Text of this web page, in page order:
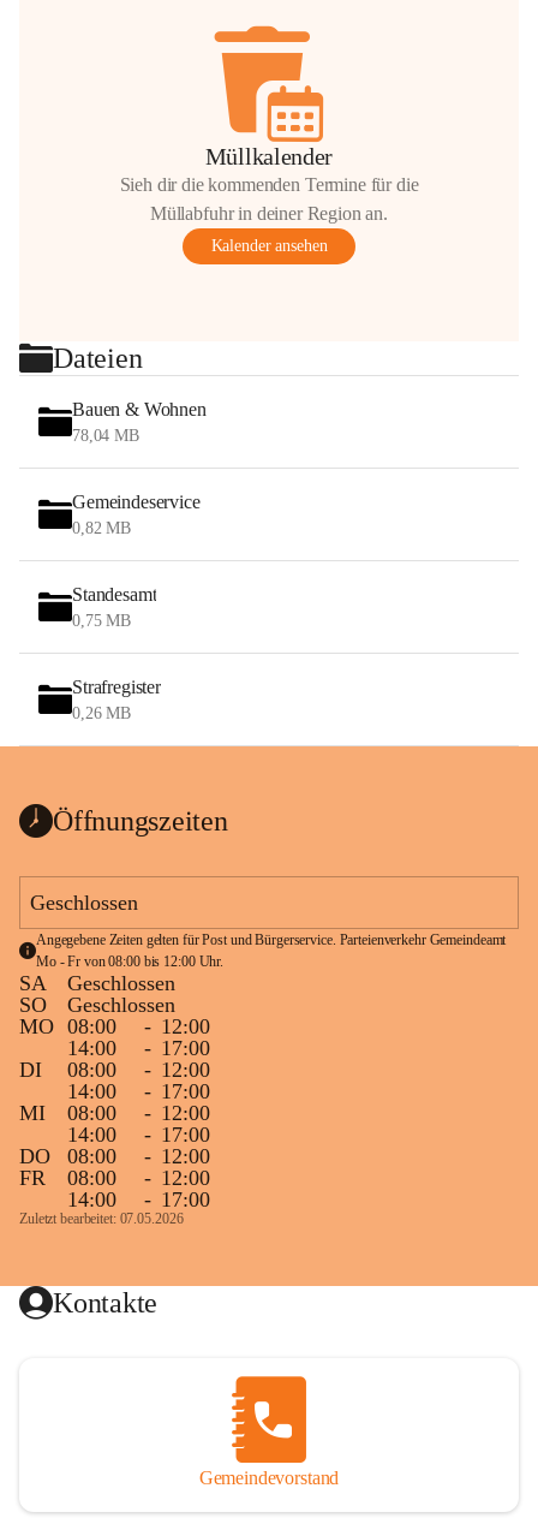
Müllkalender
Sieh dir die kommenden Termine für die
Müllabfuhr in deiner Region an.
Kalender ansehen
Dateien
Bauen & Wohnen
78,04 MB
Gemeindeservice
0,82 MB
Standesamt
0,75 MB
Strafregister
0,26 MB
Öffnungszeiten
Geschlossen
Angegebene Zeiten gelten für Post und Bürgerservice. Parteienverkehr Gemeindeamt
Mo - Fr von 08:00 bis 12:00 Uhr.
SA
Geschlossen
SO
Geschlossen
MO 08:00 - 12:00
14:00
- 17:00
DI
08:00 - 12:00
14:00
- 17:00
MI
08:00 - 12:00
14:00
- 17:00
DO
08:00 - 12:00
FR
08:00 - 12:00
14:00
- 17:00
Zuletzt bearbeitet: 07.05.2026
Kontakte
Gemeindevorstand